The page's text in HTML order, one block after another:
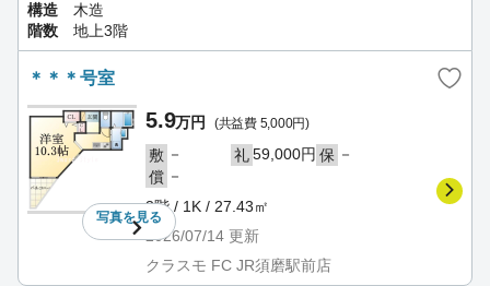
構造
木造
階数
地上3階
＊＊＊号室
写真を見る
5.9万円 (共益費 5,000円)
敷 － 礼59,000円 保 －
償 －
3階 / 1K / 27.43㎡
2026/07/14 更新
クラスモ FC JR須磨駅前店